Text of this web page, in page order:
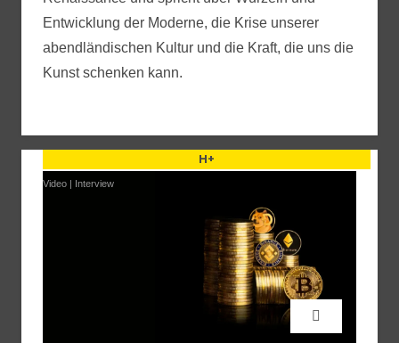
Entwicklung der Moderne, die Krise unserer
abendländischen Kultur und die Kraft, die uns die
Kunst schenken kann.
H+
Video | Interview